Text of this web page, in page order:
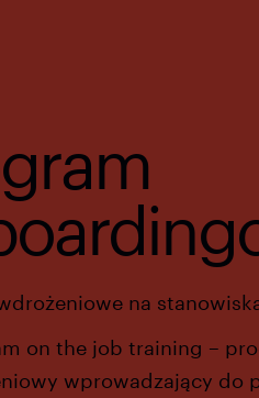
na
on the job training –
wprowadzający do